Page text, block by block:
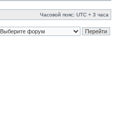
Часовой пояс: UTC + 3 часа